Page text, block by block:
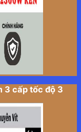
3 cấp tốc độ 3